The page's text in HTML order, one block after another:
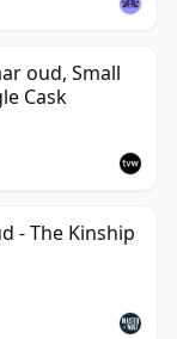
oud, Small
Cask
- The Kinship